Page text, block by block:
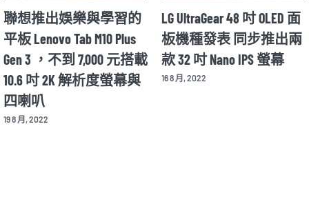
出娛樂與學習的
Tab M10 Plus
，不到 7,000 元搭載
2K 解析度螢幕與
2022
LG UltraGear 48 吋 OLED 面
板機種發表 同步推出兩
款 32 吋 Nano IPS 螢幕
16 8 月, 2022
在